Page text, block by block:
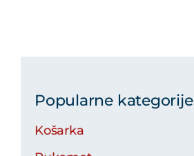
Popularne kategorije
Košarka